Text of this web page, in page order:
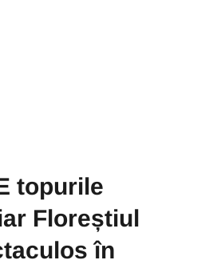
topurile
Floreștiul
în